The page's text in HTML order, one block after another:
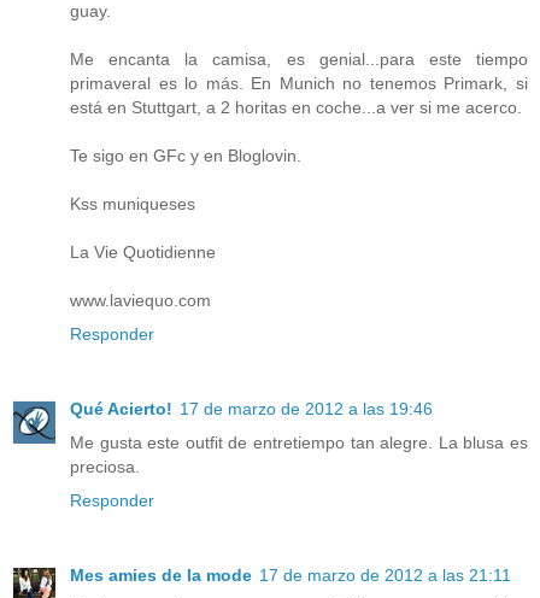
guay.
Me encanta la camisa, es genial...para este tiempo
primaveral es lo más. En Munich no tenemos Primark, si
está en Stuttgart, a 2 horitas en coche...a ver si me acerco.
Te sigo en GFc y en Bloglovin.
Kss muniqueses
La Vie Quotidienne
www.laviequo.com
Responder
Qué Acierto! 17 de marzo de 2012 a las 19:46
Me gusta este outfit de entretiempo tan alegre. La blusa es
preciosa.
Responder
Mes amies de la mode 17 de marzo de 2012 a las 21:11